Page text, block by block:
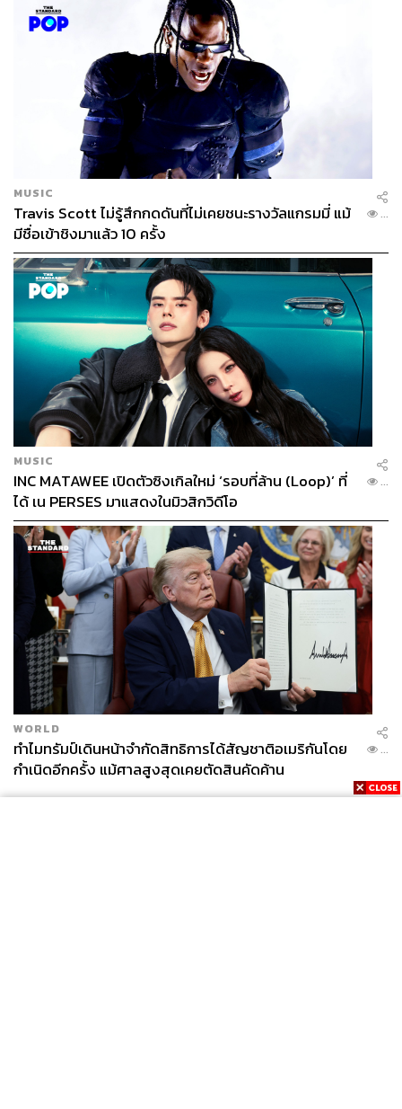
MUSIC
Travis Scott ไม่รู้สึกกดดันที่ไม่เคยชนะรางวัลแกรมมี่ แม้
มีชื่อเข้าชิงมาแล้ว 10 ครั้ง
...
MUSIC
INC MATAWEE เปิดตัวซิงเกิลใหม่ ‘รอบที่ล้าน (Loop)’ ที่
ได้ เน PERSES มาแสดงในมิวสิกวิดีโอ
...
WORLD
ทำไมทรัมป์เดินหน้าจำกัดสิทธิการได้สัญชาติอเมริกันโดย
กำเนิดอีกครั้ง แม้ศาลสูงสุดเคยตัดสินคัดค้าน
...